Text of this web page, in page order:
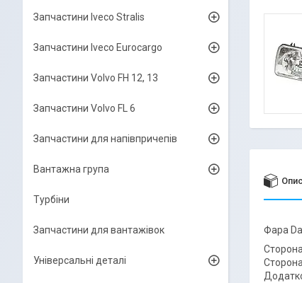
Опис
Фара
Запчастини Iveco Stralis
Запчастини Iveco Eurocargo
Запчастини Volvo FH 12, 13
Запчастини Volvo FL 6
Запчастини для напівпричепів
Вантажна група
Турбіни
Запчастини для вантажівок
Універсальні деталі